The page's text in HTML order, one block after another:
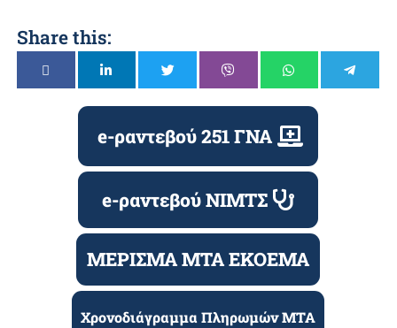
Share this:
e-ραντεβού 251 ΓΝΑ
e-ραντεβού ΝΙΜΤΣ
ΜΕΡΙΣΜΑ ΜΤΑ ΕΚΟΕΜΑ
Χρονοδιάγραμμα Πληρωμών ΜΤΑ